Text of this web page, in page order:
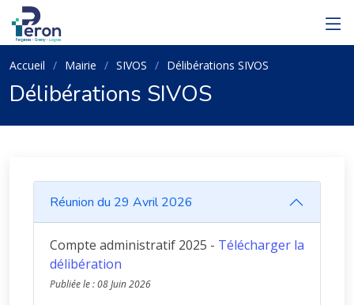
Accueil Mairie SIVOS Délibérations SIVOS
Délibérations SIVOS
Réunion du 29 Avril 2026
Compte administratif 2025 - Télécharger la
délibération
Publiée le : 08 Juin 2026